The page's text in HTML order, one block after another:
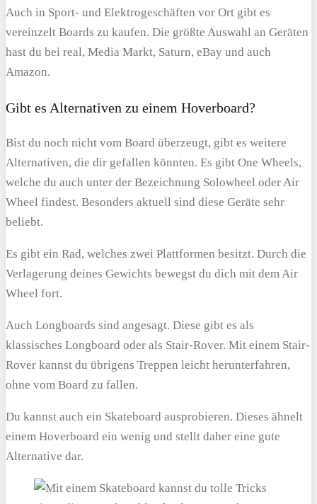
Auch in Sport- und Elektrogeschäften vor Ort gibt es
vereinzelt Boards zu kaufen. Die größte Auswahl an Geräten
hast du bei real, Media Markt, Saturn, eBay und auch
Amazon.
Gibt es Alternativen zu einem Hoverboard?
Bist du noch nicht vom Board überzeugt, gibt es weitere
Alternativen, die dir gefallen könnten. Es gibt One Wheels,
welche du auch unter der Bezeichnung Solowheel oder Air
Wheel findest. Besonders aktuell sind diese Geräte sehr
beliebt.
Es gibt ein Rad, welches zwei Plattformen besitzt. Durch die
Verlagerung deines Gewichts bewegst du dich mit dem Air
Wheel fort.
Auch Longboards sind angesagt. Diese gibt es als
klassisches Longboard oder als Stair-Rover. Mit einem Stair-
Rover kannst du übrigens Treppen leicht herunterfahren,
ohne vom Board zu fallen.
Du kannst auch ein Skateboard ausprobieren. Dieses ähnelt
einem Hoverboard ein wenig und stellt daher eine gute
Alternative dar.